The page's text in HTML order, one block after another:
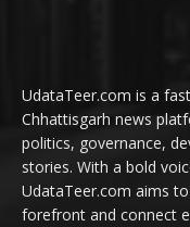
UdataTeer.com is a
Chhattisgarh news
politics, governance,
stories. With a bold
UdataTeer.com aims
forefront and connect